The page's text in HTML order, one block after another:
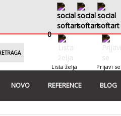
0
Lista želja Prijavi se
NOVO REFERENCE BLOG